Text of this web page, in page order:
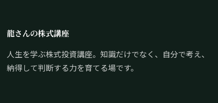
龍さんの株式講座
人生を学ぶ株式投資講座。知識だけでなく、自分で考え、
納得して判断する力を育てる場です。